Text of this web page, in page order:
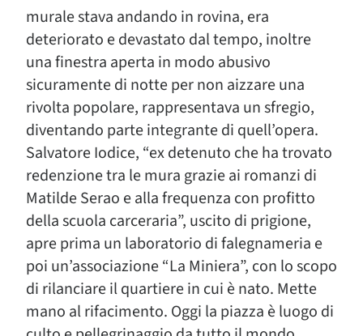
murale stava andando in rovina, era
deteriorato e devastato dal tempo, inoltre
una finestra aperta in modo abusivo
sicuramente di notte per non aizzare una
rivolta popolare, rappresentava un sfregio,
diventando parte integrante di quell’opera.
Salvatore Iodice, “ex detenuto che ha trovato
redenzione tra le mura grazie ai romanzi di
Matilde Serao e alla frequenza con profitto
della scuola carceraria”, uscito di prigione,
apre prima un laboratorio di falegnameria e
poi un’associazione “La Miniera”, con lo scopo
di rilanciare il quartiere in cui è nato. Mette
mano al rifacimento. Oggi la piazza è luogo di